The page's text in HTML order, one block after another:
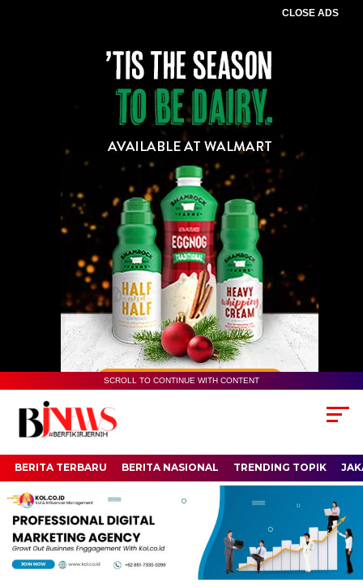
CLOSE ADS
SCROLL TO CONTINUE WITH CONTENT
BERITA TERBARU BERITA NASIONAL TRENDING TOPIK